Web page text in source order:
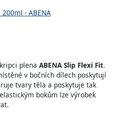
- ABENA
plena ABENA Slip Flexi Fit.
v bočních dílech poskytují
tvary těla a poskytuje tak
bokům lze výrobek